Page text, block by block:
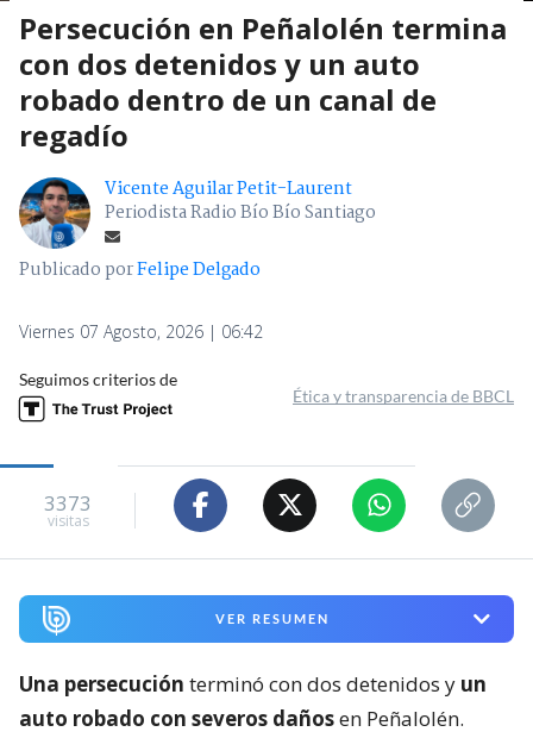
Persecución en Peñalolén termina
con dos detenidos y un auto
robado dentro de un canal de
regadío
Vicente Aguilar Petit-Laurent
Periodista Radio Bío Bío Santiago
Publicado porFelipe Delgado
Viernes 07 Agosto, 2026 | 06:42
Seguimos criterios de
Ética y transparencia de BBCL
3373
visitas
VER RESUMEN
Una persecución terminó con dos detenidos y un
auto robado con severos dañosen Peñalolén.